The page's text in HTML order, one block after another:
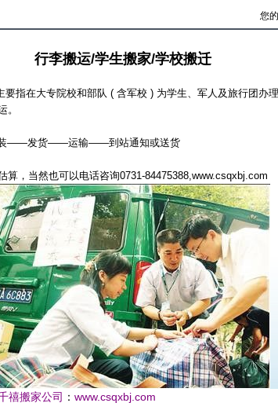
您
行李搬运/学生搬家/学校搬迁
要指在大专院校和部队 ( 含军校 ) 为学生、军人及旅行团办
。
——发货——运输——到站通知或送货
算，当然也可以电话咨询0731-84475388,www.csqxbj.com
禧搬家公司 ： www.csqxbj.com